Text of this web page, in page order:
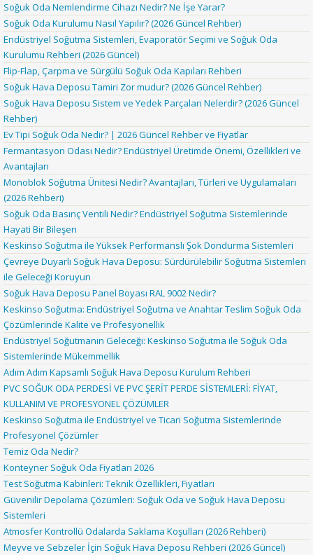
Soğuk Oda Nemlendirme Cihazı Nedir? Ne İşe Yarar?
Soğuk Oda Kurulumu Nasıl Yapılır? (2026 Güncel Rehber)
Endüstriyel Soğutma Sistemleri, Evaporatör Seçimi ve Soğuk Oda
Kurulumu Rehberi (2026 Güncel)
Flip-Flap, Çarpma ve Sürgülü Soğuk Oda Kapıları Rehberi
Soğuk Hava Deposu Tamiri Zor mudur? (2026 Güncel Rehber)
Soğuk Hava Deposu Sistem ve Yedek Parçaları Nelerdir? (2026 Güncel
Rehber)
Ev Tipi Soğuk Oda Nedir? | 2026 Güncel Rehber ve Fiyatlar
Fermantasyon Odası Nedir? Endüstriyel Üretimde Önemi, Özellikleri ve
Avantajları
Monoblok Soğutma Ünitesi Nedir? Avantajları, Türleri ve Uygulamaları
(2026 Rehberi)
Soğuk Oda Basınç Ventili Nedir? Endüstriyel Soğutma Sistemlerinde
Hayati Bir Bileşen
Keskinso Soğutma ile Yüksek Performanslı Şok Dondurma Sistemleri
Çevreye Duyarlı Soğuk Hava Deposu: Sürdürülebilir Soğutma Sistemleri
ile Geleceği Koruyun
Soğuk Hava Deposu Panel Boyası RAL 9002 Nedir?
Keskinso Soğutma: Endüstriyel Soğutma ve Anahtar Teslim Soğuk Oda
Çözümlerinde Kalite ve Profesyonellik
Endüstriyel Soğutmanın Geleceği: Keskinso Soğutma ile Soğuk Oda
Sistemlerinde Mükemmellik
Adım Adım Kapsamlı Soğuk Hava Deposu Kurulum Rehberi
PVC SOĞUK ODA PERDESİ VE PVC ŞERİT PERDE SİSTEMLERİ: FİYAT,
KULLANIM VE PROFESYONEL ÇÖZÜMLER
Keskinso Soğutma ile Endüstriyel ve Ticari Soğutma Sistemlerinde
Profesyonel Çözümler
Temiz Oda Nedir?
Konteyner Soğuk Oda Fiyatları 2026
Test Soğutma Kabinleri: Teknik Özellikleri, Fiyatları
Güvenilir Depolama Çözümleri: Soğuk Oda ve Soğuk Hava Deposu
Sistemleri
Atmosfer Kontrollü Odalarda Saklama Koşulları (2026 Rehberi)
Meyve ve Sebzeler İçin Soğuk Hava Deposu Rehberi (2026 Güncel)